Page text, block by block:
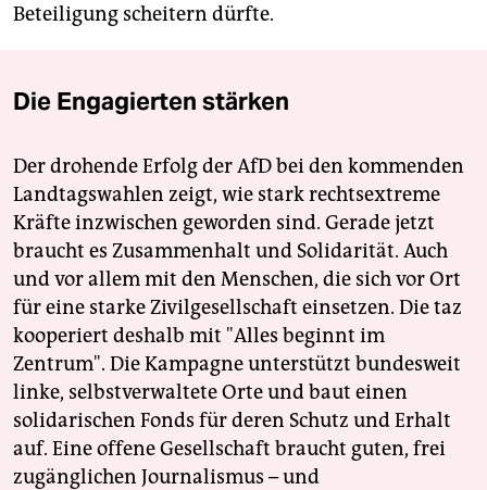
Beteiligung scheitern dürfte.
Die Engagierten stärken
Der drohende Erfolg der AfD bei den kommenden
Landtagswahlen zeigt, wie stark rechtsextreme
Kräfte inzwischen geworden sind. Gerade jetzt
braucht es Zusammenhalt und Solidarität. Auch
und vor allem mit den Menschen, die sich vor Ort
für eine starke Zivilgesellschaft einsetzen. Die taz
kooperiert deshalb mit "Alles beginnt im
Zentrum". Die Kampagne unterstützt bundesweit
linke, selbstverwaltete Orte und baut einen
solidarischen Fonds für deren Schutz und Erhalt
auf. Eine offene Gesellschaft braucht guten, frei
zugänglichen Journalismus – und